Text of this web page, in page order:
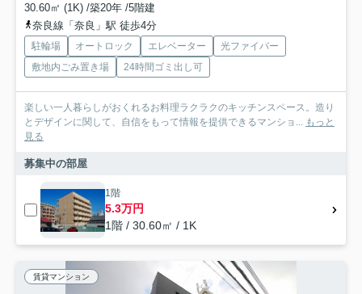
30.60㎡ (1K) /築20年 /5階建
奈良線「奈良」駅 徒歩4分
駐輪場 オートロック エレベーター
光ファイバー
敷地内ごみ置き場
24時間ゴミ出し可
楽しい一人暮らしがおくれるお料理ラクラクのキッチンスペース。造り
とデザインに関して、自信をもって情報を提供できるマンショ... もっと
見る
募集中の部屋
1階
5.3万円
1階 / 30.60㎡ / 1K
賃貸マンション